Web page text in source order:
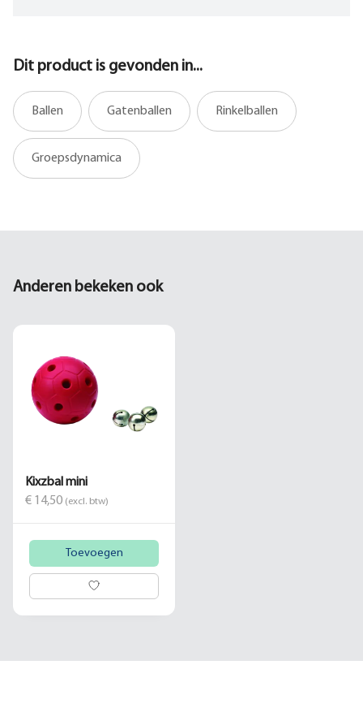
Dit product is gevonden in...
Ballen Gatenballen Rinkelballen
Groepsdynamica
Anderen bekeken ook
Kixzbal mini
€ 14,50 (excl. btw)
Toevoegen